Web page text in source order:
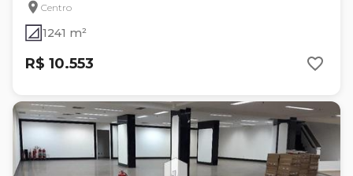
Centro
1241 m²
R$ 10.553